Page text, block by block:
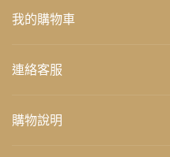
我的購物車
連絡客服
購物說明